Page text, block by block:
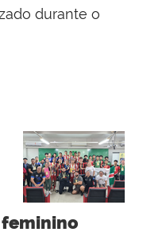
durante o